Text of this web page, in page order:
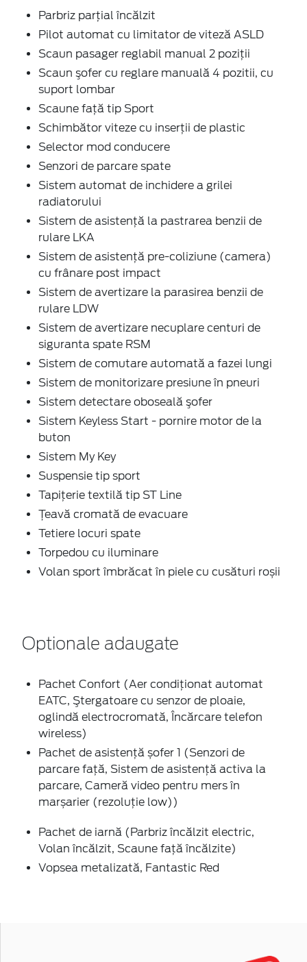
Parbriz parţial încălzit
Pilot automat cu limitator de viteză ASLD
Scaun pasager reglabil manual 2 poziții
Scaun şofer cu reglare manuală 4 pozitii, cu
suport lombar
Scaune faţă tip Sport
Schimbător viteze cu inserţii de plastic
Selector mod conducere
Senzori de parcare spate
Sistem automat de inchidere a grilei
radiatorului
Sistem de asistenţă la pastrarea benzii de
rulare LKA
Sistem de asistenţă pre-coliziune (camera)
cu frânare post impact
Sistem de avertizare la parasirea benzii de
rulare LDW
Sistem de avertizare necuplare centuri de
siguranta spate RSM
Sistem de comutare automată a fazei lungi
Sistem de monitorizare presiune în pneuri
Sistem detectare oboseală şofer
Sistem Keyless Start - pornire motor de la
buton
Sistem My Key
Suspensie tip sport
Tapiţerie textilă tip ST Line
Ţeavă cromată de evacuare
Tetiere locuri spate
Torpedou cu iluminare
Volan sport îmbrăcat în piele cu cusături roșii
Optionale adaugate
Pachet Confort (Aer condiţionat automat
EATC, Ştergatoare cu senzor de ploaie,
oglindă electrocromată, Încărcare telefon
wireless)
Pachet de asistență șofer 1 (Senzori de
parcare faţă, Sistem de asistenţă activa la
parcare, Cameră video pentru mers în
marșarier (rezoluție low))
Pachet de iarnă (Parbriz încălzit electric,
Volan încălzit, Scaune faţă încălzite)
Vopsea metalizată, Fantastic Red